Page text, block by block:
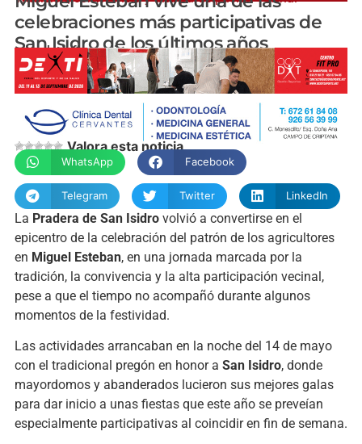
celebraciones más participativas de
San Isidro de los últimos años
manchainformacion.com
Valora esta noticia
WhatsApp Facebook
Telegram Twitter LinkedIn
La Pradera de San Isidrovolvió a convertirse en el
epicentro de la celebración del patrón de los agricultores
en Miguel Esteban, en una jornada marcada por la
tradición, la convivencia y la alta participación vecinal,
pese a que el tiempo no acompañó durante algunos
momentos de la festividad.
Las actividades arrancaban en la noche del 14 de mayo
con el tradicional pregón en honor a San Isidro, donde
mayordomos y abanderados lucieron sus mejores galas
para dar inicio a unas fiestas que este año se preveían
especialmente participativas al coincidir en fin de semana.